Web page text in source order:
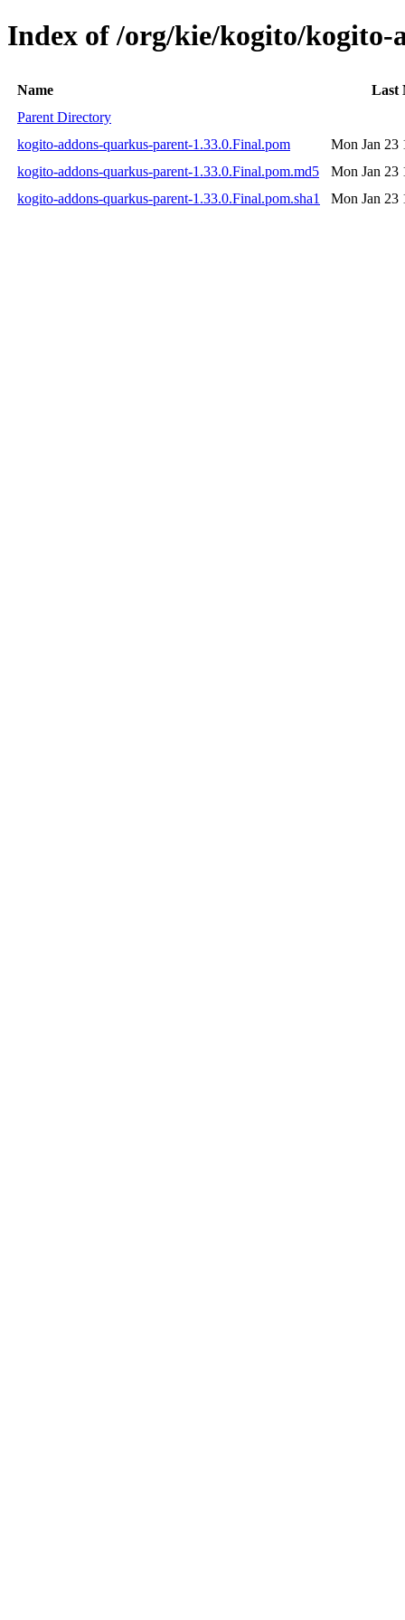
Index of /org/kie/kogito/kogito-
Name
Last
Parent Directory
kogito-addons-quarkus-parent-1.33.0.Final.pom
Mon Jan 23
kogito-addons-quarkus-parent-1.33.0.Final.pom.md5
Mon Jan 23
kogito-addons-quarkus-parent-1.33.0.Final.pom.sha1
Mon Jan 23